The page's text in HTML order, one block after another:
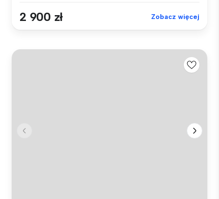
2 900 zł Zobacz więcej